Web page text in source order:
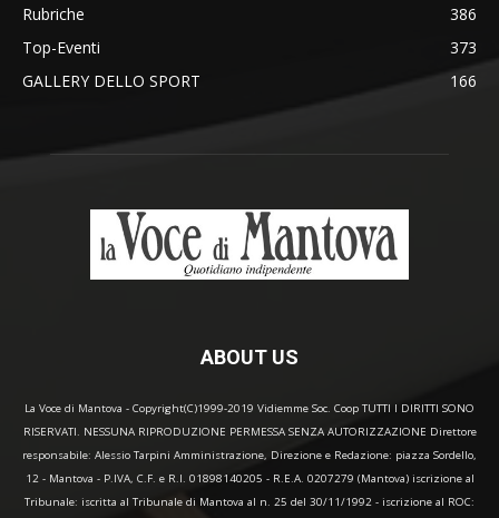
Rubriche
386
Top-Eventi
373
GALLERY DELLO SPORT
166
ABOUT US
La Voce di Mantova - Copyright(C)1999-2019 Vidiemme Soc. Coop TUTTI I DIRITTI SONO
RISERVATI. NESSUNA RIPRODUZIONE PERMESSA SENZA AUTORIZZAZIONE Direttore
responsabile: Alessio Tarpini Amministrazione, Direzione e Redazione: piazza Sordello,
12 - Mantova - P.IVA, C.F. e R.I. 01898140205 - R.E.A. 0207279 (Mantova) iscrizione al
Tribunale: iscritta al Tribunale di Mantova al n. 25 del 30/11/1992 - iscrizione al ROC: